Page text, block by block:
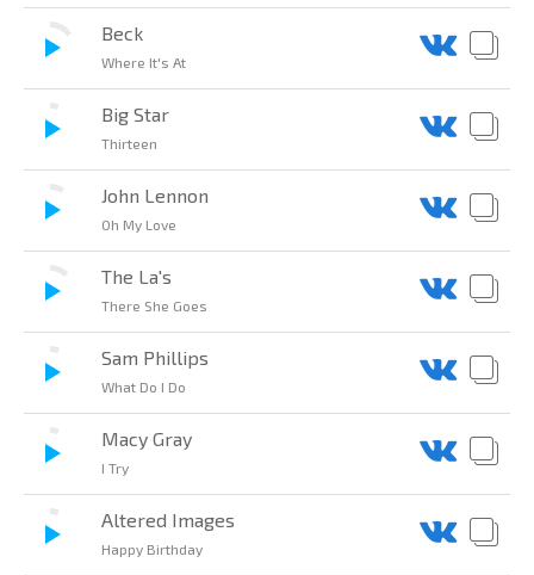
Beck
Where It's At
Big Star
Thirteen
John Lennon
Oh My Love
The La's
There She Goes
Sam Phillips
What Do I Do
Macy Gray
I Try
Altered Images
Happy Birthday